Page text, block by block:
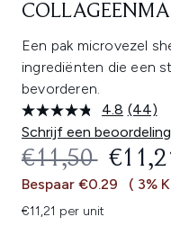
Een pak microvezel
ingrediënten die een
bevorderen.
4.8 Lees
44
(44)
Schrijf een beoordeling
€11,50
Bespaar €0.29 ( 3%
€11,21 per unit